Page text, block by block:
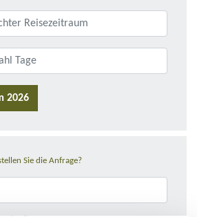
2026
Sie die Anfrage?